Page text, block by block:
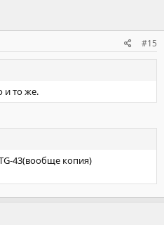
#15
и то же.
43(вообще копия)